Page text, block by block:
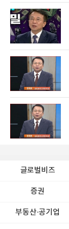
글로벌비즈
증권
부동산·공기업